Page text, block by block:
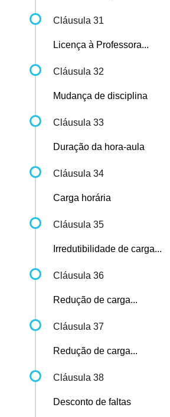
Cláusula 31
Licença à Professora...
Cláusula 32
Mudança de disciplina
Cláusula 33
Duração da hora-aula
Cláusula 34
Carga horária
Cláusula 35
Irredutibilidade de carga...
Cláusula 36
Redução de carga...
Cláusula 37
Redução de carga...
Cláusula 38
Desconto de faltas